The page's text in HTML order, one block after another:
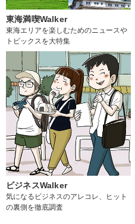
東海満喫Walker
東海エリアを楽しむためのニュースや
トピックスを大特集
ビジネスWalker
気になるビジネスのアレコレ、ヒット
の裏側を徹底調査